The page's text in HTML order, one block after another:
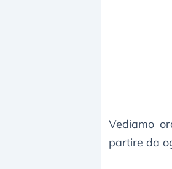
Vediamo
partire da